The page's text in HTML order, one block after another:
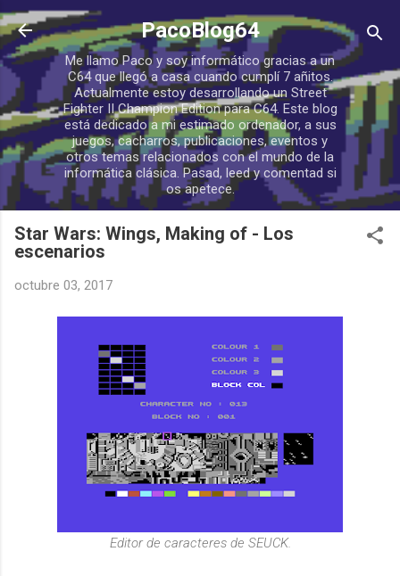
Ir al contenido principal
PacoBlog64
Me llamo Paco y soy informático gracias a un
C64 que llegó a casa cuando cumplí 7 añitos.
Actualmente estoy desarrollando un Street
Fighter II Champion Edition para C64. Este blog
está dedicado a mi estimado ordenador, a sus
juegos, cacharros, publicaciones, eventos y
otros temas relacionados con el mundo de la
informática clásica. Pasad, leed y comentad si
os apetece.
Star Wars: Wings, Making of - Los
escenarios
octubre 03, 2017
Editor de caracteres de SEUCK.